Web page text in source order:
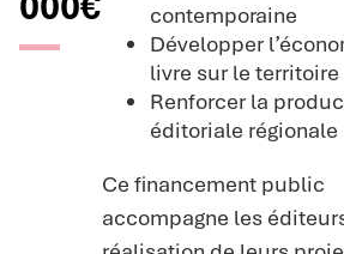
contemporaine
Développer
livre sur le territoire
Renforcer la
éditoriale régionale
Ce financement public
accompagne les